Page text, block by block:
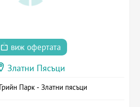
виж офертата
Златни Пясъци
Парк - Златни пясъци